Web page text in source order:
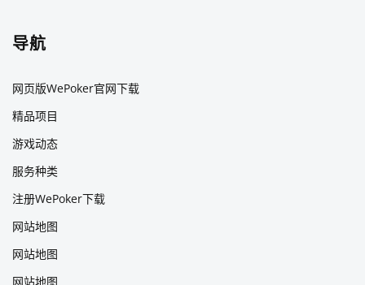
导航
网页版WePoker官网下载
精品项目
游戏动态
服务种类
注册WePoker下载
网站地图
网站地图
网站地图